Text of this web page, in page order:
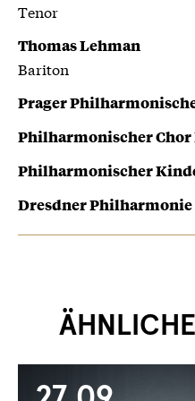
Tenor
Thomas Lehman
Bariton
Prager
Philharmonischer Chor
Philharmonischer
Dresdner Philharmonie